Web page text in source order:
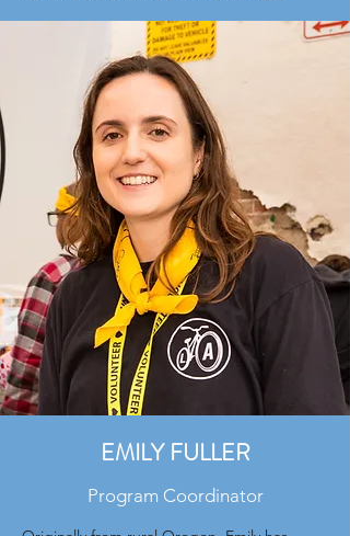
EMILY FULLER
Program Coordinator